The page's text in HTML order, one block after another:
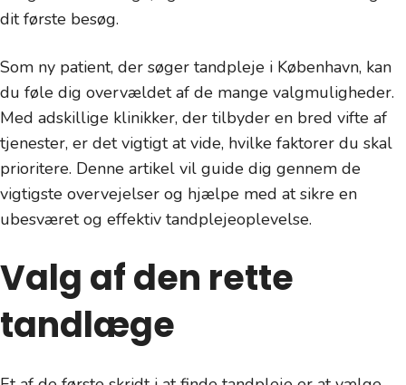
dit første besøg.
Som ny patient, der søger tandpleje i København, kan
du føle dig overvældet af de mange valgmuligheder.
Med adskillige klinikker, der tilbyder en bred vifte af
tjenester, er det vigtigt at vide, hvilke faktorer du skal
prioritere. Denne artikel vil guide dig gennem de
vigtigste overvejelser og hjælpe med at sikre en
ubesværet og effektiv tandplejeoplevelse.
Valg af den rette
tandlæge